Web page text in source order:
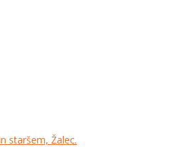
staršem, Žalec.